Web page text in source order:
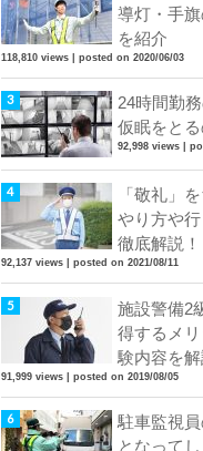
導灯・手
を紹介
118,810 views posted on 2020/06/03
24時間勤
仮眠をと
92,998 views
「敬礼」
やり方や
徹底解説！
92,137 views posted on 2021/08/11
施設警備2
得するメ
験内容を解
91,999 views posted on 2019/08/05
駐車監視
となって